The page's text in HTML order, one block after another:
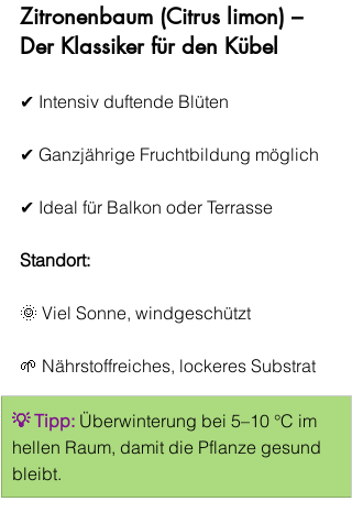
Zitronenbaum (Citrus limon) –
Der Klassiker für den Kübel
✔ Intensiv duftende Blüten
✔ Ganzjährige Fruchtbildung möglich
✔ Ideal für Balkon oder Terrasse
Standort:
🌞 Viel Sonne, windgeschützt
🌱 Nährstoffreiches, lockeres Substrat
💡 Tipp: Überwinterung bei 5–10 °C im
hellen Raum, damit die Pflanze gesund
bleibt.